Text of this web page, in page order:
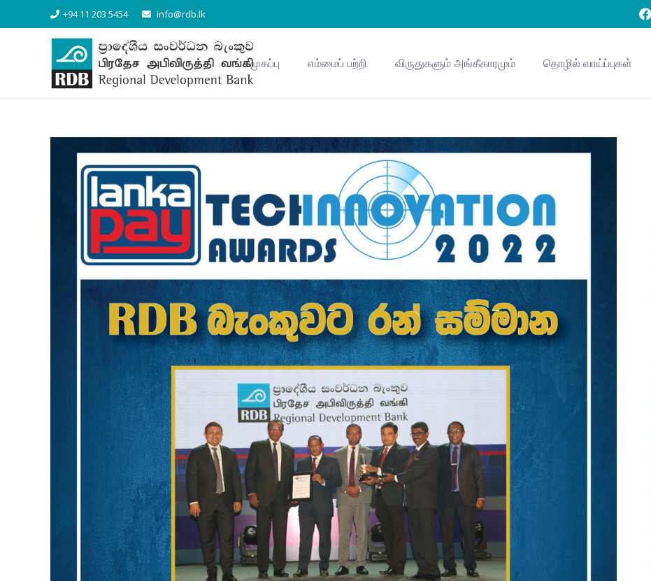
+94 11 203 5454 info@rdb.lk
முகப்பு எம்மைப் பற்றி விருதுகளும் அங்கீகாரமும் தொழில் வாய்ப்புகள்